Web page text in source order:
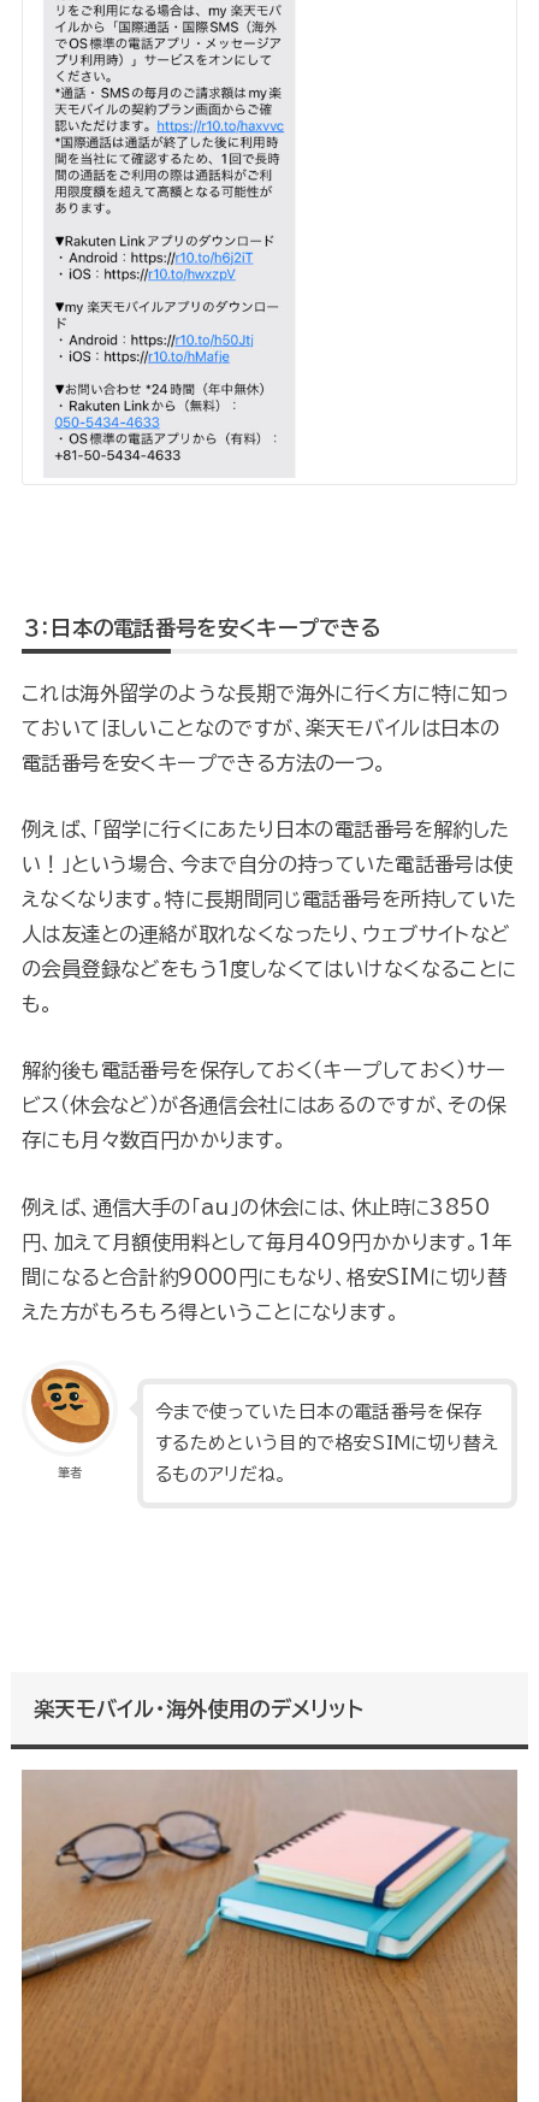
３：日本の電話番号を安くキープできる
これは海外留学のような長期で海外に行く方に特に知っ
ておいてほしいことなのですが、楽天モバイルは日本の
電話番号を安くキープできる方法の一つ。
例えば、「留学に行くにあたり日本の電話番号を解約した
い！」という場合、今まで自分の持っていた電話番号は使
えなくなります。特に長期間同じ電話番号を所持していた
人は友達との連絡が取れなくなったり、ウェブサイトなど
の会員登録などをもう1度しなくてはいけなくなることに
も。
解約後も電話番号を保存しておく（キープしておく）サー
ビス（休会など）が各通信会社にはあるのですが、その保
存にも月々数百円かかります。
例えば、通信大手の「au」の休会には、休止時に3850
円、加えて月額使用料として毎月409円かかります。1年
間になると合計約9000円にもなり、格安SIMに切り替
えた方がもろもろ得ということになります。
筆者
今まで使っていた日本の電話番号を保存
するためという目的で格安SIMに切り替え
るものアリだね。
楽天モバイル・海外使用のデメリット